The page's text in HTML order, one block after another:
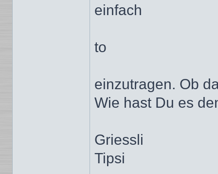
einfach
to
einzutragen. Ob
Wie hast Du es
Griessli
Tipsi